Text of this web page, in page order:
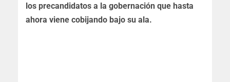
los precandidatos a la gobernación que hasta
ahora viene cobijando bajo su ala.